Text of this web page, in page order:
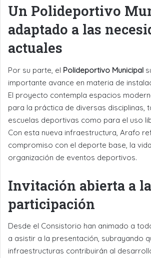
Un Polideportivo
adaptado a las
actuales
Por su parte, el Polideportivo Municipal
importante avance en materia de
El proyecto contempla espacios
para la práctica de diversas disciplinas,
escuelas deportivas como para el uso
Con esta nueva infraestructura, Arafo
compromiso con el deporte base, la
organización de eventos deportivos.
Invitación abierta a la
participación
Desde el Consistorio han animado a
a asistir a la presentación, subrayando
infraestructuras contribuirán al